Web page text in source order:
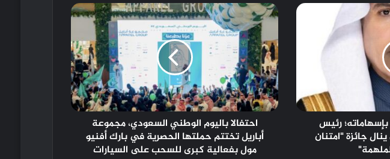
رئيس
جائزة "امتنان
احتفالا باليوم الوطني السعودي، مجموعة
أباريل تختتم حملتها الحصرية في بارك أفنيو
مول بفعالية كبرى للسحب على السيارات